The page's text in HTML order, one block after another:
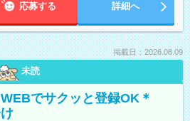
応募する 詳細へ
掲載日：2026.08.09
未読
でサクッと登録OK＊